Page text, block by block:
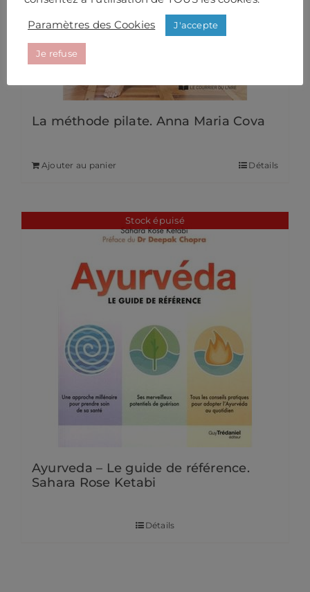
La méthode pilate. Anna Maria Cova
Ajouter au panier Détails
Stock épuisé
Ayurveda – Le guide de référence.
Sahara Rose Ketabi
Détails
Paramètres des Cookies J'accepte
Je refuse